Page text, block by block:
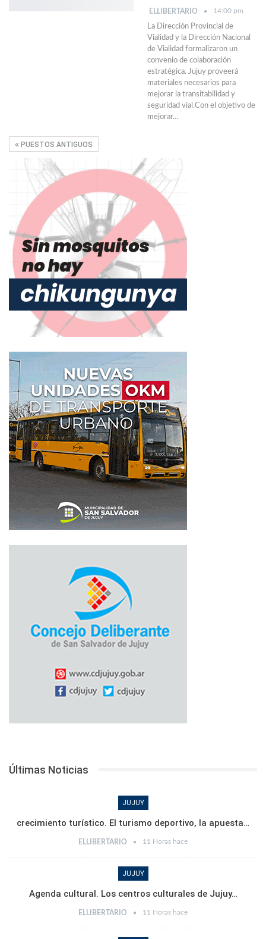
ELLIBERTARIO 14:00 pm
La Dirección Provincial de
Vialidad y la Dirección Nacional
de Vialidad formalizaron un
convenio de colaboración
estratégica. Jujuy proveerá
materiales necesarios para
mejorar la transitabilidad y
seguridad vial.Con el objetivo de
mejorar…
PUESTOS ANTIGUOS
Últimas Noticias
JUJUY
crecimiento turístico. El turismo deportivo, la apuesta…
ELLIBERTARIO 11 Horas hace
JUJUY
Agenda cultural. Los centros culturales de Jujuy…
ELLIBERTARIO 11 Horas hace